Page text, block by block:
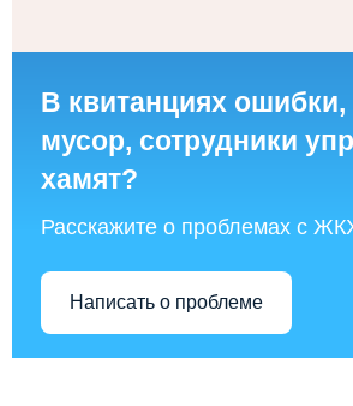
В квитанциях
мусор, сотрудники
хамят?
Расскажите о проблемах с
Написать о проблеме